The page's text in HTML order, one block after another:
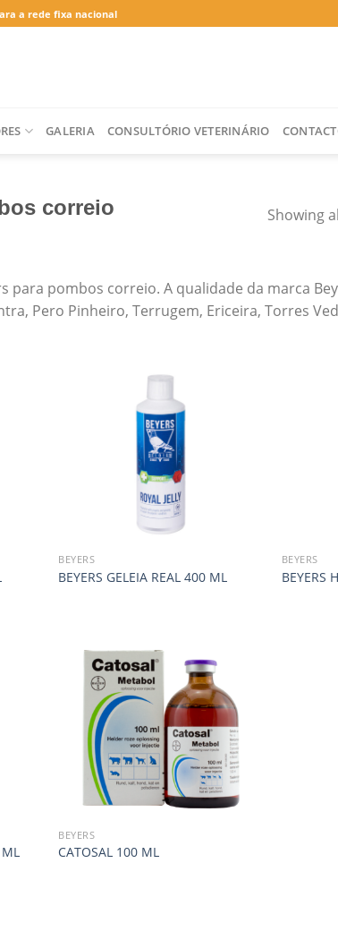
a rede fixa nacional
GALERIA CONSULTÓRIO VETERINÁRIO
correio Showing
para pombos correio. A qualidade da marca
Pero Pinheiro, Terrugem, Ericeira, Torres
BEYERS
BEYERS GELEIA REAL 400 ML
BEYERS
BEYERS
ML
BEYERS
CATOSAL 100 ML